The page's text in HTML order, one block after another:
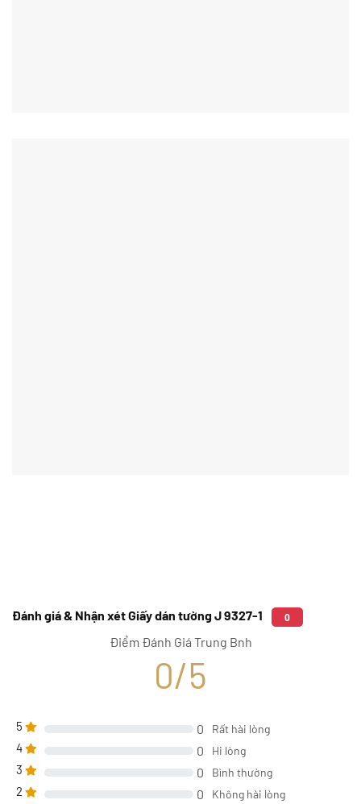
Đánh giá & Nhận xét Giấy dán tường J 9327-1 0
Điểm Đánh Giá Trung Bnh
0/5
5 0 Rất hài lòng
4 0 Hi lòng
3 0 Bình thường
2 0 Không hài lòng